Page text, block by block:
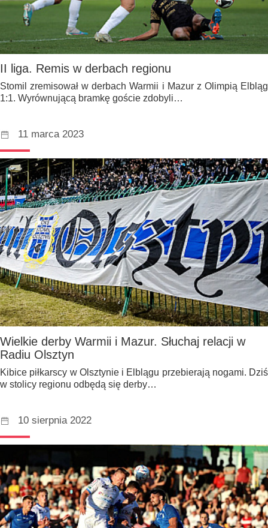
II liga. Remis w derbach regionu
Stomil zremisował w derbach Warmii i Mazur z Olimpią Elbląg
1:1. Wyrównującą bramkę goście zdobyli…
11 marca 2023
Wielkie derby Warmii i Mazur. Słuchaj relacji w
Radiu Olsztyn
Kibice piłkarscy w Olsztynie i Elblągu przebierają nogami. Dziś
w stolicy regionu odbędą się derby…
10 sierpnia 2022